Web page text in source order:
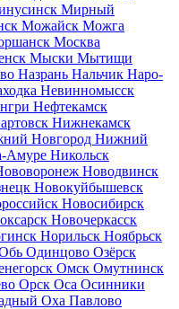
Мирный
Можайск Можга
Москва
Мыски Мытищи
Назрань Нальчик Наро-
Невинномысск
Нефтекамск
Нижнекамск
Новгород Нижний
Амуре Никольск
Новодвинск
Новокуйбышевск
Новосибирск
Новочеркасск
Норильск Ноябрьск
Одинцово Озёрск
Омск Омутнинск
Орск Оса Осинники
Оха Павлово